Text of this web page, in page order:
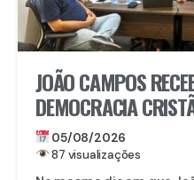
JOÃO CAMPOS
DEMOCRACIA
PARTIDOS EM
RAQUEL
05/08/2026
87 visualizações